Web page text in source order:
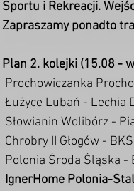
Sportu i Rekreacji.
Zapraszamy ponadto
Plan 2. kolejki (15.08 -
Prochowiczanka
Łużyce Lubań - Lechia
Słowianin Wolibórz -
Chrobry II Głogów -
Polonia Środa Śląska -
IgnerHome Polonia-